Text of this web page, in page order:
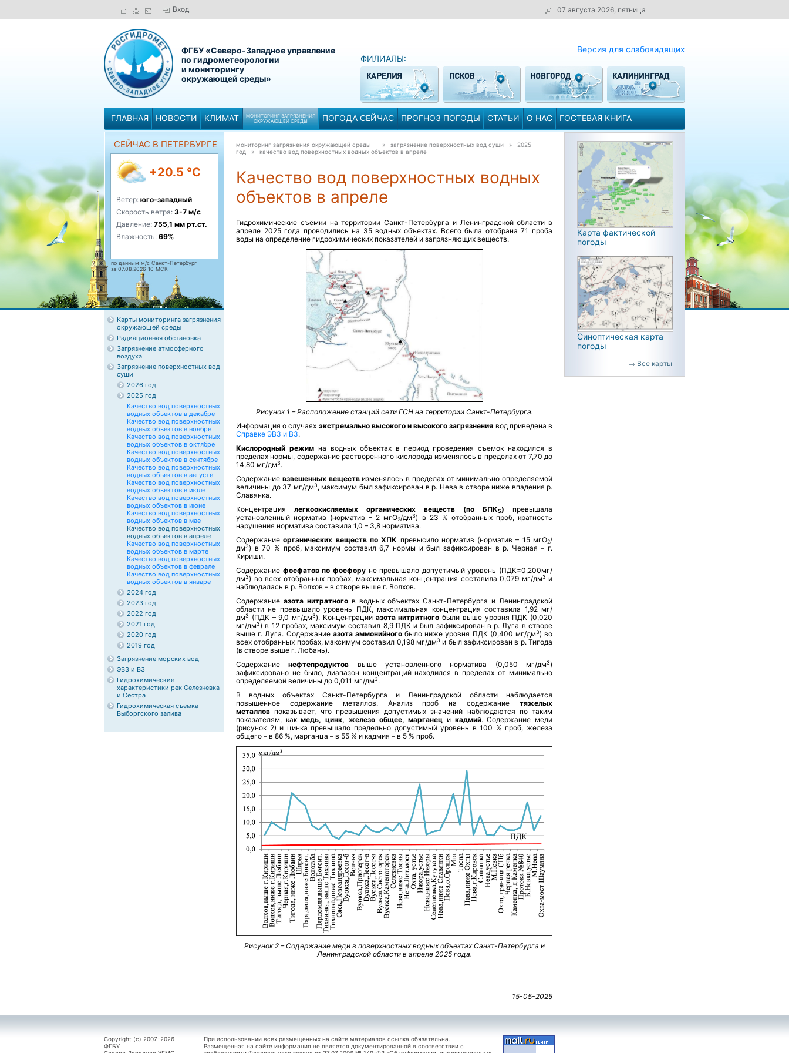
Вход 07 августа 2026, пятница
ФГБУ «Северо-Западное управление
по гидрометеорологии
и мониторингу
окружающей среды»
Версия для слабовидящих
ФИЛИАЛЫ:
ГЛАВНАЯ НОВОСТИ КЛИМАТ
МОНИТОРИНГ ЗАГРЯЗНЕНИЯ
ОКРУЖАЮЩЕЙ СРЕДЫ
ПОГОДА СЕЙЧАС ПРОГНОЗ ПОГОДЫ СТАТЬИ О НАС ГОСТЕВАЯ КНИГА
СЕЙЧАС В ПЕТЕРБУРГЕ
+20.5 °C
Ветер: юго-западный
Скорость ветра: 3-7 м/с
Давление: 755,1 мм рт.ст.
Влажность: 69%
по данным м/с Санкт-Петербург
за 07.08.2026 10 МСК
Карты мониторинга загрязнения
окружающей среды
Радиационная обстановка
Загрязнение атмосферного
воздуха
Загрязнение поверхностных вод
суши
2026 год
2025 год
Качество вод поверхностных
водных объектов в декабре
Качество вод поверхностных
водных объектов в ноябре
Качество вод поверхностных
водных объектов в октябре
Качество вод поверхностных
водных объектов в сентябре
Качество вод поверхностных
водных объектов в августе
Качество вод поверхностных
водных объектов в июле
Качество вод поверхностных
водных объектов в июне
Качество вод поверхностных
водных объектов в мае
Качество вод поверхностных
водных объектов в апреле
Качество вод поверхностных
водных объектов в марте
Качество вод поверхностных
водных объектов в феврале
Качество вод поверхностных
водных объектов в январе
2024 год
2023 год
2022 год
2021 год
2020 год
2019 год
Загрязнение морских вод
ЭВЗ и ВЗ
Гидрохимические
характеристики рек Селезневка
и Сестра
Гидрохимическая съемка
Выборгского залива
мониторинг загрязнения окружающей среды
» загрязнение поверхностных вод суши » 2025
год » качество вод поверхностных водных объектов в апреле
Качество вод поверхностных водных
объектов в апреле
Гидрохимические съёмки на территории Санкт-Петербурга и Ленинградской области в
апреле 2025 года проводились на 35 водных объектах. Всего была отобрана 71 проба
воды на определение гидрохимических показателей и загрязняющих веществ.
Рисунок 1 – Расположение станций сети ГСН на территории Санкт-Петербурга.
Информация о случаях экстремально высокого и высокого загрязнения вод приведена в
Справке ЭВЗ и ВЗ.
Кислородный режим на водных объектах в период проведения съемок находился в
пределах нормы, содержание растворенного кислорода изменялось в пределах от 7,70 до
14,80 мг/дм3.
Содержание взвешенных веществизменялось в пределах от минимально определяемой
величины до 37 мг/дм3, максимум был зафиксирован в р. Нева в створе ниже впадения р.
Славянка.
Концентрация легкоокисляемых органических веществ (по БПК5) превышала
установленный норматив (норматив – 2 мгО2/дм3) в 23 % отобранных проб, кратность
нарушения норматива составила 1,0 – 3,8 норматива.
Содержаниеорганических веществ по ХПК превысило норматив (норматив – 15 мгО2/
дм3) в 70 % проб, максимум составил 6,7 нормы и был зафиксирован в р. Черная – г.
Кириши.
Содержание фосфатов по фосфоруне превышало допустимый уровень (ПДК=0,200мг/
дм3) во всех отобранных пробах, максимальная концентрация составила 0,079 мг/дм3 и
наблюдалась в р. Волхов – в створе выше г. Волхов.
Содержание азота нитратного в водных объектах Санкт-Петербурга и Ленинградской
области не превышало уровень ПДК, максимальная концентрация составила 1,92 мг/
дм3 (ПДК – 9,0 мг/дм3). Концентрации азота нитритного были выше уровня ПДК (0,020
мг/дм3) в 12 пробах, максимум составил 8,9 ПДК и был зафиксирован в р. Луга в створе
выше г. Луга. Содержание азота аммонийногобыло ниже уровня ПДК (0,400 мг/дм3) во
всех отобранных пробах, максимум составил 0,198 мг/дм3 и был зафиксирован в р. Тигода
(в створе выше г. Любань).
Содержаниенефтепродуктов выше установленного норматива (0,050 мг/дм3)
зафиксировано не было, диапазон концентраций находился в пределах от минимально
определяемой величины до 0,011 мг/дм3.
В водных объектах Санкт-Петербурга и Ленинградской области наблюдается
повышенное содержание металлов. Анализ проб на содержание тяжелых
металлов показывает, что превышения допустимых значений наблюдаются по таким
показателям, какмедь, цинк, железо общее, марганец икадмий. Содержание меди
(рисунок 2) и цинка превышало предельно допустимый уровень в 100 % проб, железа
общего – в 86 %, марганца – в 55 % и кадмия – в 5 % проб.
Рисунок 2 – Содержание меди в поверхностных водных объектах Санкт-Петербурга и
Ленинградской области в апреле 2025 года.
15-05-2025
Карта фактической
погоды
Синоптическая карта
погоды
Все карты
Copyright (c) 2007-2026
ФГБУ
При использовании всех размещенных на сайте материалов ссылка обязательна.
Размещенная на сайте информация не является документированной в соответствии с